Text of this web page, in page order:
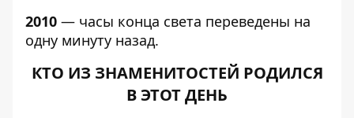
2010 — часы конца света переведены на
одну минуту назад.
КТО ИЗ ЗНАМЕНИТОСТЕЙ РОДИЛСЯ
В ЭТОТ ДЕНЬ